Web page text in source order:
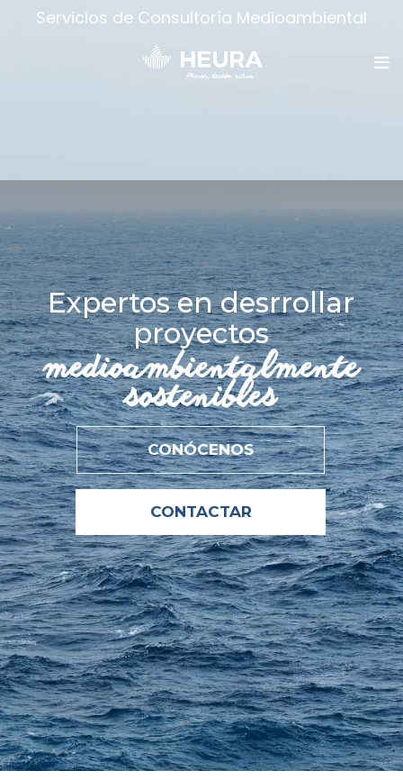
Expertos en desrrollar
proyectos
medioambientalmente
sostenibles
CONÓCENOS
CONTACTAR
Servicios de Consultoría Medioambiental